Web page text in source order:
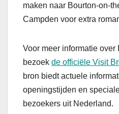
maken naar Bourton-on-
Campden voor extra
Voor meer informatie
bezoek de officiële Visit
bron biedt actuele
openingstijden en
bezoekers uit Nederland.